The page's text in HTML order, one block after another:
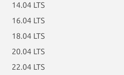
14.04 LTS
16.04 LTS
18.04 LTS
20.04 LTS
22.04 LTS